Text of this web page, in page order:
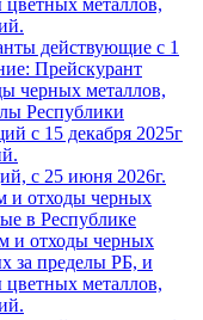
металлов,
действующие с 1
Прейскурант
черных металлов,
Республики
с 15 декабря 2025г
с 25 июня 2026г.
и отходы черных
в Республике
и отходы черных
за пределы РБ, и
металлов,